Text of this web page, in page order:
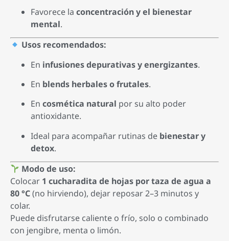
Favorece la concentración y el bienestar
mental.
Usos recomendados:
En infusiones depurativas y energizantes.
En blends herbales o frutales.
En cosmética natural por su alto poder
antioxidante.
Ideal para acompañar rutinas de bienestar y
detox.
Modo de uso:
Colocar 1 cucharadita de hojas por taza de agua a
80 °C(no hirviendo), dejar reposar 2–3 minutos y
colar.
Puede disfrutarse caliente o frío, solo o combinado
con jengibre, menta o limón.